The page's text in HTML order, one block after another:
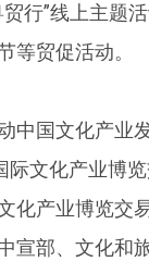
行”线上主题
等贸促活动。
国文化产业
文化产业博览
化产业博览交
宣部、文化和